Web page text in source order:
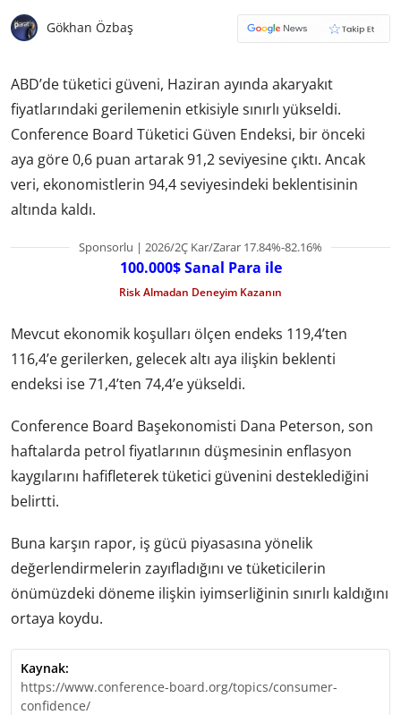
Gökhan Özbaş
ABD’de tüketici güveni, Haziran ayında akaryakıt
fiyatlarındaki gerilemenin etkisiyle sınırlı yükseldi.
Conference Board Tüketici Güven Endeksi, bir önceki
aya göre 0,6 puan artarak 91,2 seviyesine çıktı. Ancak
veri, ekonomistlerin 94,4 seviyesindeki beklentisinin
altında kaldı.
Sponsorlu | 2026/2Ç Kar/Zarar 17.84%-82.16%
100.000$ Sanal Para ile
Risk Almadan Deneyim Kazanın
Mevcut ekonomik koşulları ölçen endeks 119,4’ten
116,4’e gerilerken, gelecek altı aya ilişkin beklenti
endeksi ise 71,4’ten 74,4’e yükseldi.
Conference Board Başekonomisti Dana Peterson, son
haftalarda petrol fiyatlarının düşmesinin enflasyon
kaygılarını hafifleterek tüketici güvenini desteklediğini
belirtti.
Buna karşın rapor, iş gücü piyasasına yönelik
değerlendirmelerin zayıfladığını ve tüketicilerin
önümüzdeki döneme ilişkin iyimserliğinin sınırlı kaldığını
ortaya koydu.
Kaynak:
https://www.conference-board.org/topics/consumer-
confidence/